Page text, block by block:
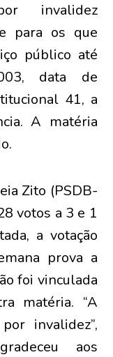
invalidez
para os que
público até
data de
41, a
A matéria
Zito (PSDB-
votos a 3 e 1
a votação
prova a
foi vinculada
matéria. “A
invalidez”,
aos